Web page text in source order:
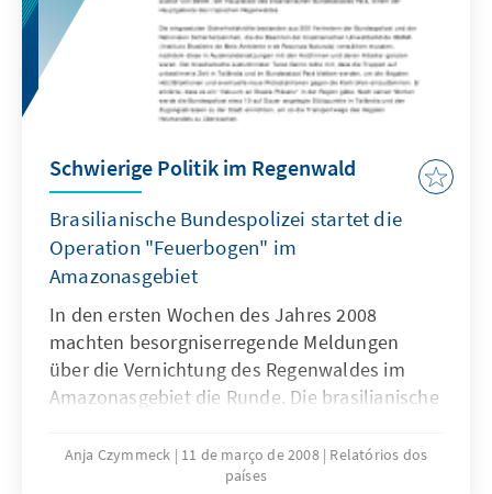
Schwierige Politik im Regenwald
Brasilianische Bundespolizei startet die
Operation "Feuerbogen" im
Amazonasgebiet
In den ersten Wochen des Jahres 2008
machten besorgniserregende Meldungen
über die Vernichtung des Regenwaldes im
Amazonasgebiet die Runde. Die brasilianische
dass allein im vergangenen halben Jahr eine
Fläche von 3235 Quadratkilometern
Anja Czymmeck 11 de março de 2008 Relatórios dos
países